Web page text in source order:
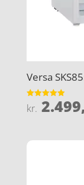
Versa
Vurderet
5
kr.